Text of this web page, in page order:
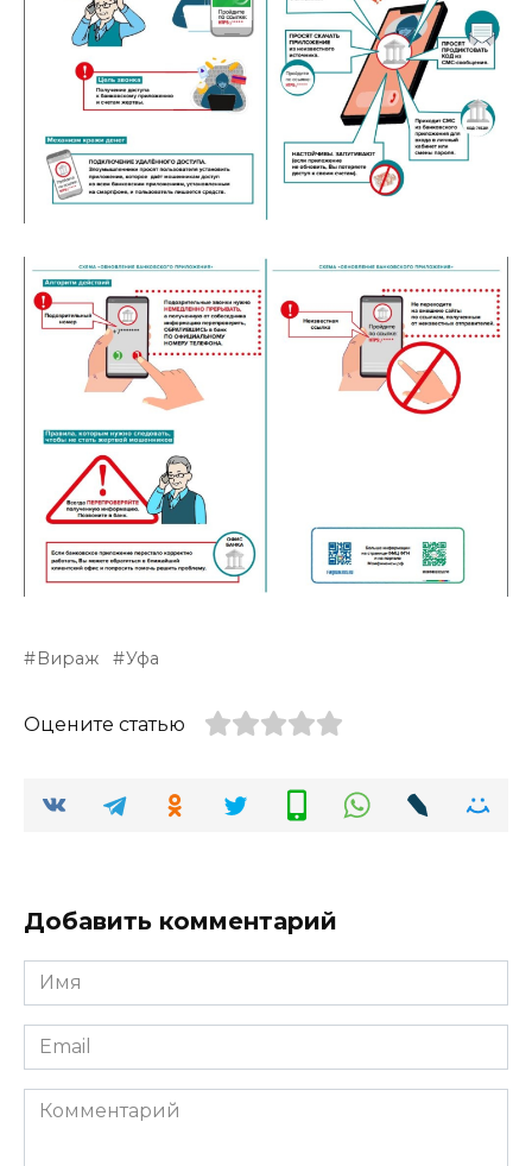
Вираж Уфа
Оцените статью
Добавить комментарий
Имя
*
Email
*
Комментарий